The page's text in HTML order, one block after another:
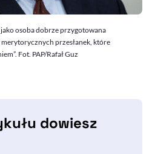
jako osoba dobrze przygotowana
przesłanek, które
Fot. PAP/Rafał Guz
dowiesz